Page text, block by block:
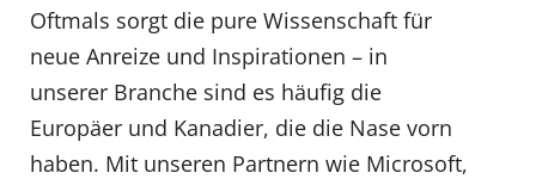
Oftmals sorgt die pure Wissenschaft für
neue Anreize und Inspirationen – in
unserer Branche sind es häufig die
Europäer und Kanadier, die die Nase vorn
haben. Mit unseren Partnern wie Microsoft,